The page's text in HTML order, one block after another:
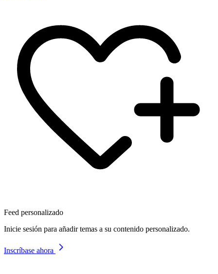
Feed personalizado
Inicie sesión para añadir temas a su contenido personalizado.
Inscríbase ahora